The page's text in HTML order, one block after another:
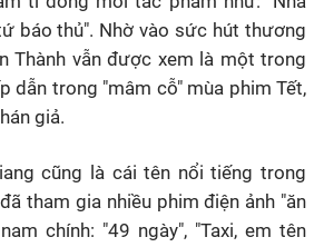
báo thủ". Nhờ vào sức hút thương
Thành vẫn được xem là một trong
dẫn trong "mâm cỗ" mùa phim Tết,
giả.
cũng là cái tên nổi tiếng trong
tham gia nhiều phim điện ảnh "ăn
chính: "49 ngày", "Taxi, em tên